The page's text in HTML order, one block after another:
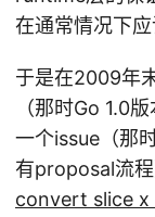
在通常情况下应
于是在2009年
（那时Go 1.0
一个issue（那
有proposal流程
convert slice